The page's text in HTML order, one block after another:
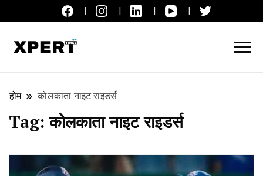
होम कोलकाता नाइट राइडर्स
Tag:कोलकाता नाइट राइडर्स